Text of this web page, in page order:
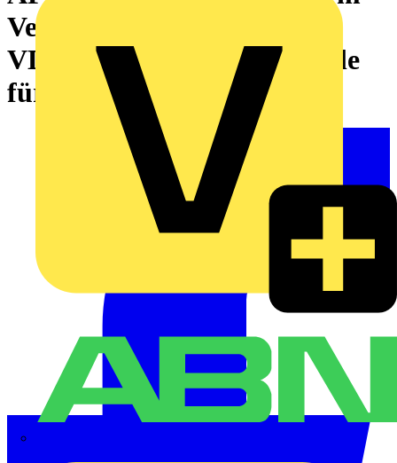
Verlängerungskabel für 96
VDC externe Batteriemodule
für 3000 VA USV